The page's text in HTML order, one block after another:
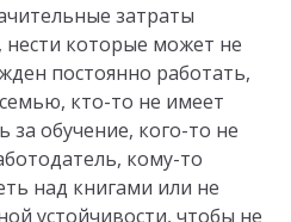
затраты
нести которые может не
постоянно работать,
кто-то не имеет
за обучение, кого-то не
кому-то
над книгами или не
устойчивости, чтобы не